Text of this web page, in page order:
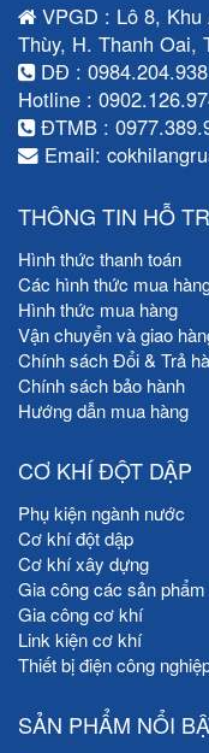
VPGD : Lô 8,
Thùy, H. Thanh Oai,
DĐ : 0984.204.938
Hotline :
ĐTMB :
Email:
THÔNG TIN HỖ
Hình thức thanh toán
Các hình thức mua
Hình thức mua hàng
Vận chuyển và giao
Chính sách Đổi & Trả
Chính sách bảo hành
Hướng dẫn mua hàng
CƠ KHÍ ĐỘT DẬP
Phụ kiện ngành nước
Cơ khí đột dập
Cơ khí xây dựng
Gia công các sản
Gia công cơ khí
Link kiện cơ khí
Thiết bị điện công
SẢN PHẨM NỔI